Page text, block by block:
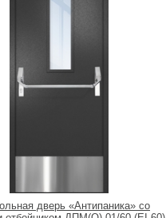
дверь «Антипаника» со